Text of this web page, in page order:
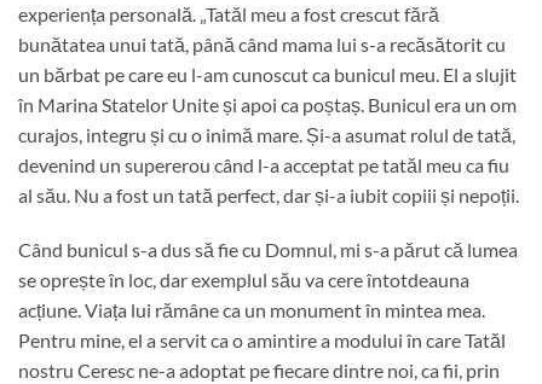
experiența personală. „Tatăl meu a fost crescut fără
bunătatea unui tată, până când mama lui s-a recăsătorit cu
un bărbat pe care eu l-am cunoscut ca bunicul meu. El a slujit
în Marina Statelor Unite și apoi ca poștaș. Bunicul era un om
curajos, integru și cu o inimă mare. Și-a asumat rolul de tată,
devenind un supererou când l-a acceptat pe tatăl meu ca fiu
al său. Nu a fost un tată perfect, dar și-a iubit copiii și nepoții.
Când bunicul s-a dus să fie cu Domnul, mi s-a părut că lumea
se oprește în loc, dar exemplul său va cere întotdeauna
acțiune. Viața lui rămâne ca un monument în mintea mea.
Pentru mine, el a servit ca o amintire a modului în care Tatăl
nostru Ceresc ne-a adoptat pe fiecare dintre noi, ca fii, prin